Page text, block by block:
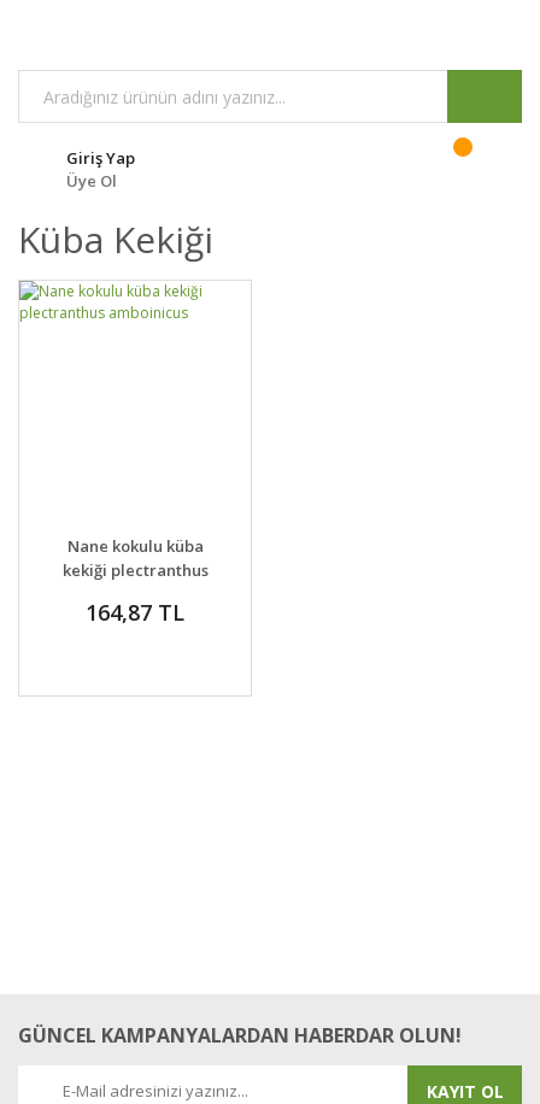
Giriş Yap
Üye Ol
Küba Kekiği
DETAYLAR SEPETE EKLE
Nane kokulu küba
kekiği plectranthus
164,87 TL
GÜNCEL KAMPANYALARDAN HABERDAR OLUN!
KAYIT OL